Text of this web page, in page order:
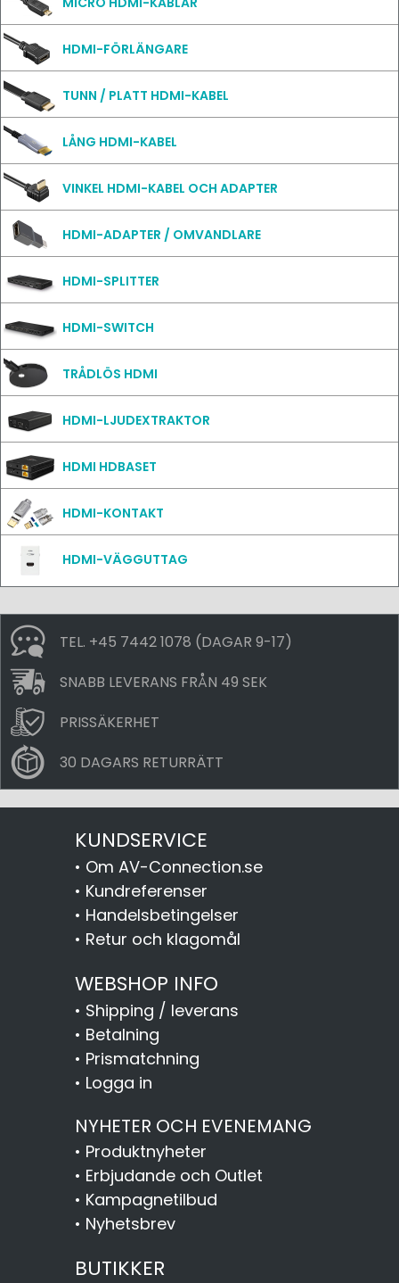
HDMI-FÖRLÄNGARE
TUNN / PLATT HDMI-KABEL
LÅNG HDMI-KABEL
VINKEL HDMI-KABEL OCH ADAPTER
HDMI-ADAPTER / OMVANDLARE
HDMI-SPLITTER
HDMI-SWITCH
TRÅDLÖS HDMI
HDMI-LJUDEXTRAKTOR
HDMI HDBASET
HDMI-KONTAKT
HDMI-VÄGGUTTAG
TEL. +45 7442 1078 (DAGAR 9-17)
SNABB LEVERANS FRÅN 49 SEK
PRISSÄKERHET
30 DAGARS RETURRÄTT
KUNDSERVICE
• Om AV-Connection.se
• Kundreferenser
• Handelsbetingelser
• Retur och klagomål
WEBSHOP INFO
• Shipping / leverans
• Betalning
• Prismatchning
• Logga in
NYHETER OCH EVENEMANG
• Produktnyheter
• Erbjudande och Outlet
• Kampagnetilbud
• Nyhetsbrev
BUTIKKER